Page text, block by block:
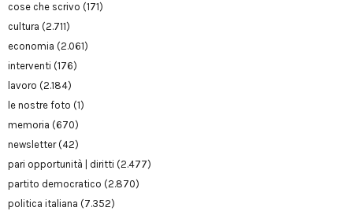
cose che scrivo (171)
cultura (2.711)
economia (2.061)
interventi (176)
lavoro (2.184)
le nostre foto (1)
memoria (670)
newsletter(42)
pari opportunità | diritti (2.477)
partito democratico (2.870)
politica italiana (7.352)